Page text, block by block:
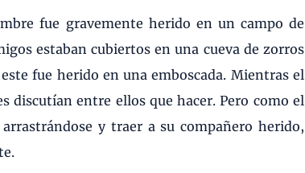
fue gravemente herido en un campo de
estaban cubiertos en una cueva de zorros
fue herido en una emboscada. Mientras el
discutían entre ellos que hacer. Pero como el
y traer a su compañero herido,